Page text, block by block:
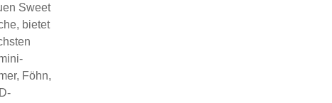
Sweet
bietet
Föhn,